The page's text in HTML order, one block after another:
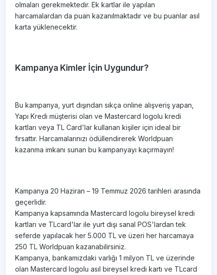
olmaları gerekmektedir. Ek kartlar ile yapılan
harcamalardan da puan kazanılmaktadır ve bu puanlar asıl
karta yüklenecektir.
Kampanya Kimler İçin Uygundur?
Bu kampanya, yurt dışından sıkça online alışveriş yapan,
Yapı Kredi müşterisi olan ve Mastercard logolu kredi
kartları veya TL Card'lar kullanan kişiler için ideal bir
fırsattır. Harcamalarınızı ödüllendirerek Worldpuan
kazanma imkanı sunan bu kampanyayı kaçırmayın!
Kampanya 20 Haziran – 19 Temmuz 2026 tarihleri arasında
geçerlidir.
Kampanya kapsamında Mastercard logolu bireysel kredi
kartları ve TLcard'lar ile yurt dışı sanal POS'lardan tek
seferde yapılacak her 5.000 TL ve üzeri her harcamaya
250 TL Worldpuan kazanabilirsiniz.
Kampanya, bankamızdaki varlığı 1 milyon TL ve üzerinde
olan Mastercard logolu asıl bireysel kredi kartı ve TLcard